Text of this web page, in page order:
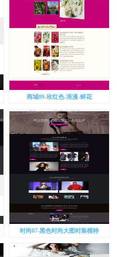
商城09-玫红色-浪漫-鲜花
时尚07-黑色时尚大图时装模特
bootstrap